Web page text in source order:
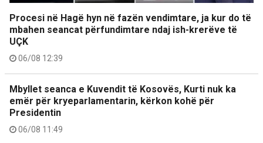
Procesi në Hagë hyn në fazën vendimtare, ja kur do të
mbahen seancat përfundimtare ndaj ish-krerëve të
UÇK
06/08 12:39
Mbyllet seanca e Kuvendit të Kosovës, Kurti nuk ka
emër për kryeparlamentarin, kërkon kohë për
Presidentin
06/08 11:49